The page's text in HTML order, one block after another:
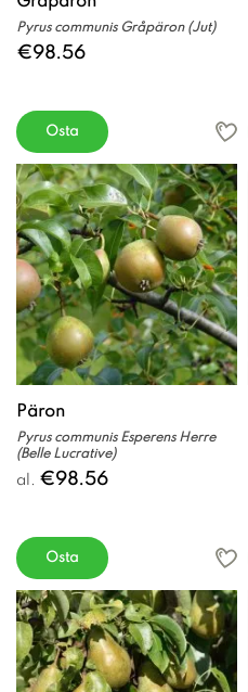
Pyrus communis Gråpäron (Jut)
€98.56
Osta
Päron
Pyrus communis Esperens Herre
(Belle Lucrative)
al. €98.56
Osta